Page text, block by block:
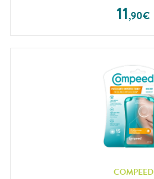
11,90€
COMPEED